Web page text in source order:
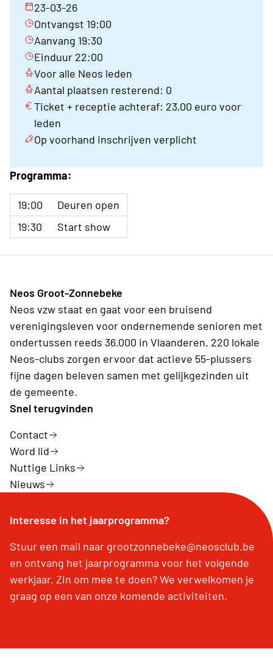
23-03-26
Ontvangst 19:00
Aanvang 19:30
Einduur 22:00
Voor alle Neos leden
Aantal plaatsen resterend: 0
Ticket + receptie achteraf: 23,00 euro voor
leden
Op voorhand inschrijven verplicht
Programma:
19:00
Deuren open
19:30
Start show
Neos Groot-Zonnebeke
Neos vzw staat en gaat voor een bruisend
verenigingsleven voor ondernemende senioren met
ondertussen reeds 36.000 in Vlaanderen. 220 lokale
Neos-clubs zorgen ervoor dat actieve 55-plussers
fijne dagen beleven samen met gelijkgezinden uit
de gemeente.
Snel terugvinden
Contact
Word lid
Nuttige Links
Nieuws
Interesse in het jaarprogramma?
Stuur een mail naar grootzonnebeke@neosclub.be
en ontvang het jaarprogramma voor het volgende
werkjaar. Zin om mee te doen? We verwelkomen je
graag op een van onze komende activiteiten.